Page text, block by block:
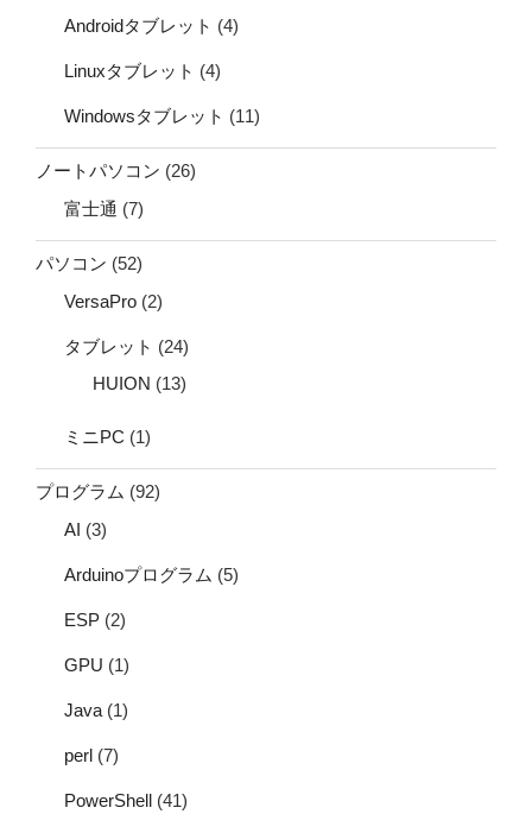
Androidタブレット (4)
Linuxタブレット (4)
Windowsタブレット (11)
ノートパソコン (26)
富士通 (7)
パソコン (52)
VersaPro (2)
タブレット (24)
HUION (13)
ミニPC (1)
プログラム (92)
AI (3)
Arduinoプログラム (5)
ESP (2)
GPU (1)
Java (1)
perl (7)
PowerShell (41)